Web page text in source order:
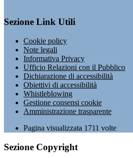
Sezione Link Utili
Cookie policy
Note legali
Informativa Privacy
Ufficio Relazioni con il Pubblico
Dichiarazione di accessibilità
Obiettivi di accessibilità
Whistleblowing
Gestione consensi cookie
Amministrazione trasparente
Pagina visualizzata 1711 volte
Sezione Copyright